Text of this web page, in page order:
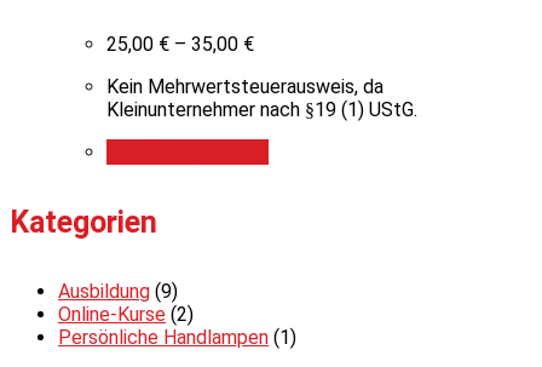
25,00 € – 35,00 €
Kein Mehrwertsteuerausweis, da
Kleinunternehmer nach §19 (1) UStG.
Kategorien
Ausbildung (9)
Online-Kurse (2)
Persönliche Handlampen (1)